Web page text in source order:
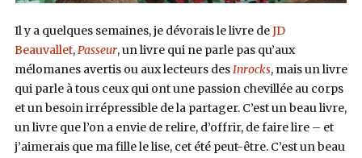
Il y a quelques semaines, je dévorais le livre deJD
Beauvallet,Passeur, un livre qui ne parle pas qu’aux
mélomanes avertis ou aux lecteurs desInrocks, mais un livre
qui parle à tous ceux qui ont une passion chevillée au corps
et un besoin irrépressible de la partager. C’est un beau livre,
un livre que l’on a envie de relire, d’offrir, de faire lire – et
j’aimerais que ma fille le lise, cet été peut-être. C’est un beau